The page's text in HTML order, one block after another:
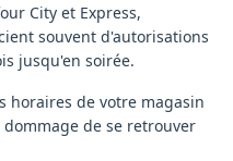
City et Express,
souvent d'autorisations
jusqu'en soirée.
horaires de votre magasin
de se retrouver